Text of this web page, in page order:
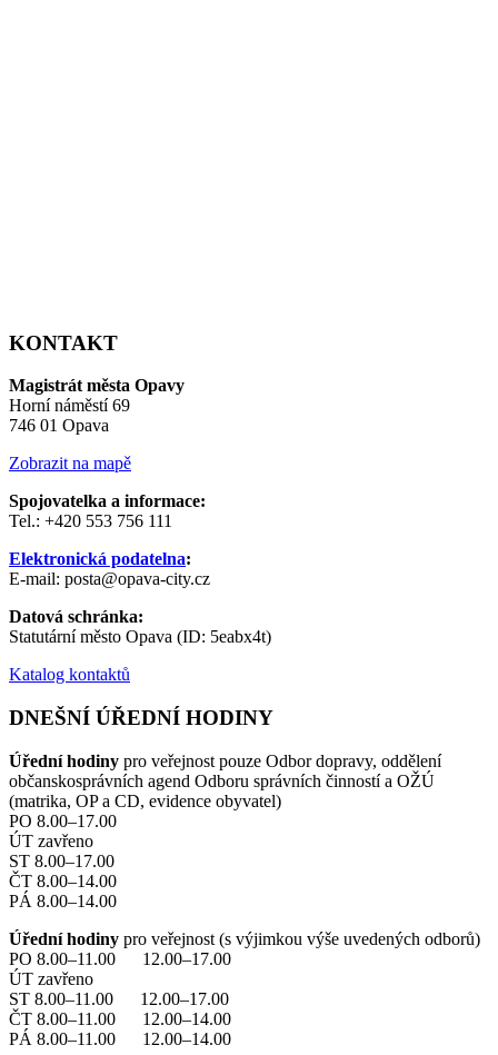
KONTAKT
Magistrát města Opavy
Horní náměstí 69
746 01 Opava
Zobrazit na mapě
Spojovatelka a informace:
Tel.: +420 553 756 111
Elektronická podatelna:
E-mail: posta@opava-city.cz
Datová schránka:
Statutární město Opava (ID: 5eabx4t)
Katalog kontaktů
DNEŠNÍ ÚŘEDNÍ HODINY
Úřední hodiny pro veřejnost pouze Odbor dopravy, oddělení
občanskosprávních agend Odboru správních činností a OŽÚ
(matrika, OP a CD, evidence obyvatel)
PO 8.00–17.00
ÚT zavřeno
ST 8.00–17.00
ČT 8.00–14.00
PÁ 8.00–14.00
Úřední hodiny pro veřejnost (s výjimkou výše uvedených odborů)
PO 8.00–11.00 12.00–17.00
ÚT zavřeno
ST 8.00–11.00 12.00–17.00
ČT 8.00–11.00 12.00–14.00
PÁ 8.00–11.00 12.00–14.00